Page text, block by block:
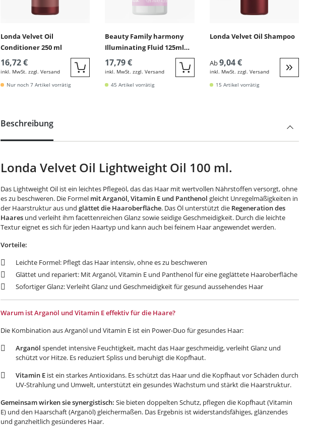
Londa Velvet Oil
Conditioner 250 ml
16,72 €
inkl. MwSt. zzgl. Versand Quickbuy
Nur noch 7 Artikel vorrätig
Beauty Family harmony
Illuminating Fluid 125ml
(trockenes Haar)
17,79 €
inkl. MwSt. zzgl. Versand Quickbuy
45 Artikel vorrätig
Londa Velvet Oil Shampoo
Ab9,04 €
inkl. MwSt. zzgl. Versand
15 Artikel vorrätig
Beschreibung
Londa Velvet Oil Lightweight Oil 100 ml.
Das Lightweight Oil ist ein leichtes Pflegeöl, das das Haar mit wertvollen Nährstoffen versorgt, ohne
es zu beschweren. Die Formel mit Arganöl, Vitamin E und Panthenol gleicht Unregelmäßigkeiten in
der Haarstruktur aus und glättet die Haaroberfläche. Das Öl unterstützt die Regeneration des
Haares und verleiht ihm facettenreichen Glanz sowie seidige Geschmeidigkeit. Durch die leichte
Textur eignet es sich für jeden Haartyp und kann auch bei feinem Haar angewendet werden.
Vorteile:
Leichte Formel: Pflegt das Haar intensiv, ohne es zu beschweren
Glättet und repariert: Mit Arganöl, Vitamin E und Panthenol für eine geglättete Haaroberfläche
Sofortiger Glanz: Verleiht Glanz und Geschmeidigkeit für gesund aussehendes Haar
Warum ist Arganöl und Vitamin E effektiv für die Haare?
Die Kombination aus Arganöl und Vitamin E ist ein Power-Duo für gesundes Haar:
Arganöl spendet intensive Feuchtigkeit, macht das Haar geschmeidig, verleiht Glanz und
schützt vor Hitze. Es reduziert Spliss und beruhigt die Kopfhaut.
Vitamin E ist ein starkes Antioxidans. Es schützt das Haar und die Kopfhaut vor Schäden durch
UV-Strahlung und Umwelt, unterstützt ein gesundes Wachstum und stärkt die Haarstruktur.
Gemeinsam wirken sie synergistisch: Sie bieten doppelten Schutz, pflegen die Kopfhaut (Vitamin
E) und den Haarschaft (Arganöl) gleichermaßen. Das Ergebnis ist widerstandsfähiges, glänzendes
und ganzheitlich gesünderes Haar.